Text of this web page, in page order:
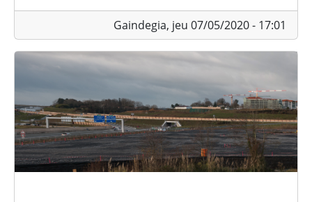
Gaindegia, jeu 07/05/2020 - 17:01